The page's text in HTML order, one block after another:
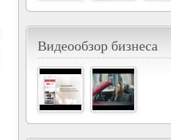
Видеообзор бизнеса